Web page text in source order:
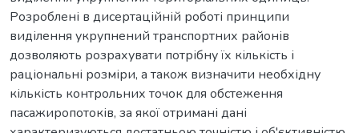
Розроблені в дисертаційній роботі принципи
виділення укрупнений транспортних районів
дозволяють розрахувати потрібну їх кількість і
раціональні розміри, а також визначити необхідну
кількість контрольних точок для обстеження
пасажиропотоків, за якої отримані дані